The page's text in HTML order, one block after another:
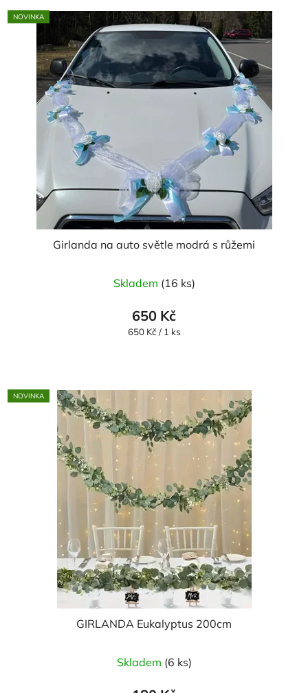
NOVINKA
Girlanda na auto světle modrá s růžemi
Skladem (16 ks)
650 Kč
Měrná
650 Kč / 1 ks
NOVINKA
GIRLANDA Eukalyptus 200cm
Skladem (6 ks)